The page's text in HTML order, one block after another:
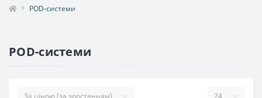
POD-системи
POD-системи